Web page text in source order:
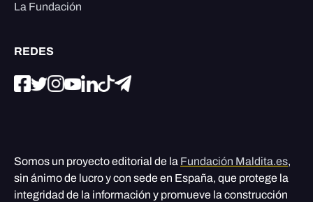
La Fundación
REDES
Somos un proyecto editorial de la Fundación Maldita.es,
sin ánimo de lucro y con sede en España, que protege la
integridad de la información y promueve la construcción